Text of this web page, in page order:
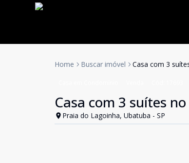
Home Buscar imóvel Casa com 3
Casa com 3 suítes
Praia do Lagoinha, Ubatuba - SP